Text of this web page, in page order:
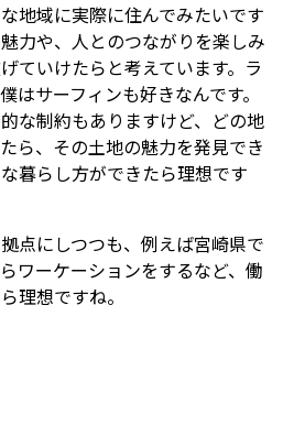
地域に実際に住んでみたいです
力や、人とのつながりを楽しみ
ていけたらと考えています。ラ
はサーフィンも好きなんです。
な制約もありますけど、どの地
ら、その土地の魅力を発見でき
暮らし方ができたら理想です
点にしつつも、例えば宮崎県で
ワーケーションをするなど、働
理想ですね。